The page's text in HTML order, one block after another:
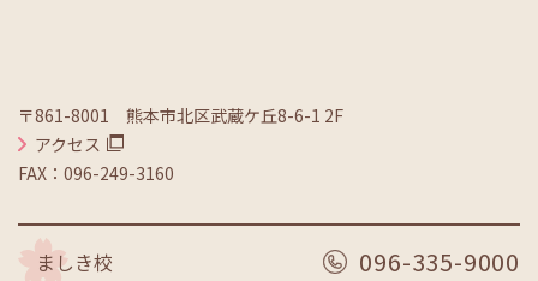
〒861-8001 熊本市北区武蔵ケ丘8-6-1 2F
アクセス
FAX：096-249-3160
ましき校 096-335-9000